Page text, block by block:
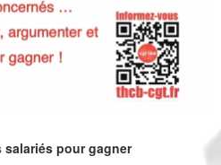
salariés pour gagner